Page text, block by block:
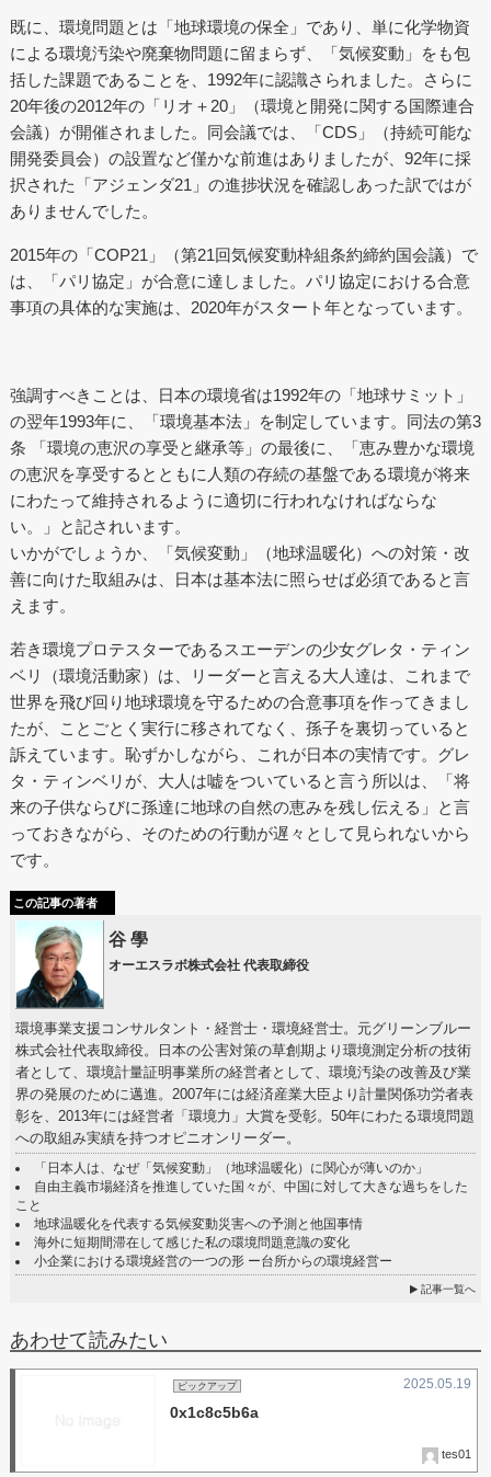
既に、環境問題とは「地球環境の保全」であり、単に化学物資
による環境汚染や廃棄物問題に留まらず、「気候変動」をも包
括した課題であることを、1992年に認識さられました。さらに
20年後の2012年の「リオ＋20」（環境と開発に関する国際連合
会議）が開催されました。同会議では、「CDS」（持続可能な
開発委員会）の設置など僅かな前進はありましたが、92年に採
択された「アジェンダ21」の進捗状況を確認しあった訳ではが
ありませんでした。
2015年の「COP21」（第21回気候変動枠組条約締約国会議）で
は、「パリ協定」が合意に達しました。パリ協定における合意
事項の具体的な実施は、2020年がスタート年となっています。
強調すべきことは、日本の環境省は1992年の「地球サミット」
の翌年1993年に、「環境基本法」を制定しています。同法の第3
条 「環境の恵沢の享受と継承等」の最後に、「恵み豊かな環境
の恵沢を享受するとともに人類の存続の基盤である環境が将来
にわたって維持されるように適切に行われなければならな
い。」と記されいます。
いかがでしょうか、「気候変動」（地球温暖化）への対策・改
善に向けた取組みは、日本は基本法に照らせば必須であると言
えます。
若き環境プロテスターであるスエーデンの少女グレタ・ティン
ベリ（環境活動家）は、リーダーと言える大人達は、これまで
世界を飛び回り地球環境を守るための合意事項を作ってきまし
たが、ことごとく実行に移されてなく、孫子を裏切っていると
訴えています。恥ずかしながら、これが日本の実情です。グレ
タ・ティンベリが、大人は嘘をついていると言う所以は、「将
来の子供ならびに孫達に地球の自然の恵みを残し伝える」と言
っておきながら、そのための行動が遅々として見られないから
です。
この記事の著者
谷 學
オーエスラボ株式会社 代表取締役
環境事業支援コンサルタント・経営士・環境経営士。元グリーンブルー
株式会社代表取締役。日本の公害対策の草創期より環境測定分析の技術
者として、環境計量証明事業所の経営者として、環境汚染の改善及び業
界の発展のために邁進。2007年には経済産業大臣より計量関係功労者表
彰を、2013年には経営者「環境力」大賞を受彰。50年にわたる環境問題
への取組み実績を持つオピニオンリーダー。
「日本人は、なぜ「気候変動」（地球温暖化）に関心が薄いのか」
自由主義市場経済を推進していた国々が、中国に対して大きな過ちをした
こと
地球温暖化を代表する気候変動災害への予測と他国事情
海外に短期間滞在して感じた私の環境問題意識の変化
小企業における環境経営の一つの形 ー台所からの環境経営ー
記事一覧へ
あわせて読みたい
ピックアップ 2025.05.19
0x1c8c5b6a
tes01